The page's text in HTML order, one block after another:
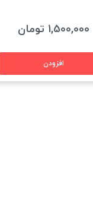
1,500,000 تومان